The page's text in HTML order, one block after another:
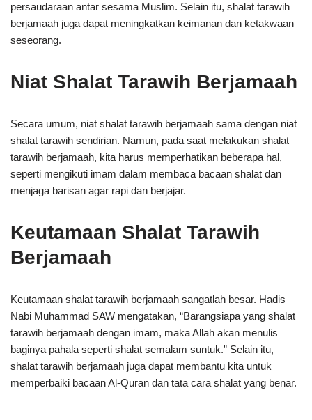
persaudaraan antar sesama Muslim. Selain itu, shalat tarawih
berjamaah juga dapat meningkatkan keimanan dan ketakwaan
seseorang.
Niat Shalat Tarawih Berjamaah
Secara umum, niat shalat tarawih berjamaah sama dengan niat
shalat tarawih sendirian. Namun, pada saat melakukan shalat
tarawih berjamaah, kita harus memperhatikan beberapa hal,
seperti mengikuti imam dalam membaca bacaan shalat dan
menjaga barisan agar rapi dan berjajar.
Keutamaan Shalat Tarawih
Berjamaah
Keutamaan shalat tarawih berjamaah sangatlah besar. Hadis
Nabi Muhammad SAW mengatakan, “Barangsiapa yang shalat
tarawih berjamaah dengan imam, maka Allah akan menulis
baginya pahala seperti shalat semalam suntuk.” Selain itu,
shalat tarawih berjamaah juga dapat membantu kita untuk
memperbaiki bacaan Al-Quran dan tata cara shalat yang benar.